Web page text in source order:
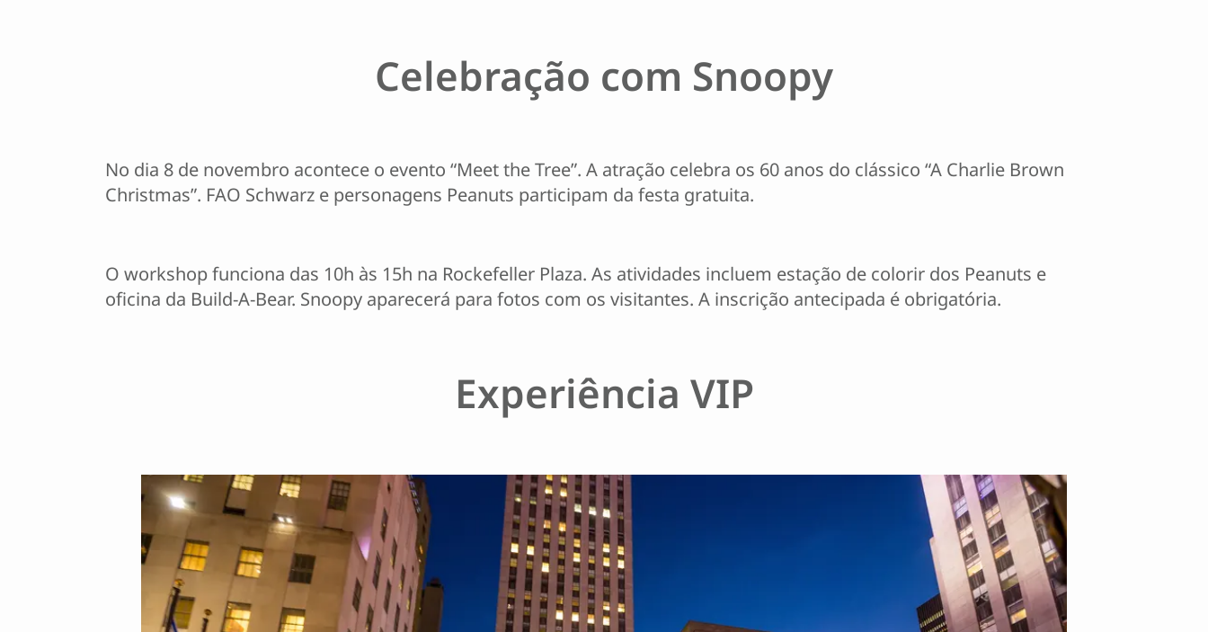
Celebração com Snoopy
No dia 8 de novembro acontece o evento “Meet the Tree”. A atração celebra os 60 anos do clássico “A Charlie Brown
Christmas”. FAO Schwarz e personagens Peanuts participam da festa gratuita.
O workshop funciona das 10h às 15h na Rockefeller Plaza. As atividades incluem estação de colorir dos Peanuts e
oficina da Build-A-Bear. Snoopy aparecerá para fotos com os visitantes. A inscrição antecipada é obrigatória.
Experiência VIP